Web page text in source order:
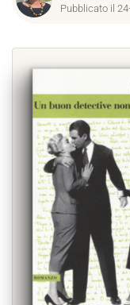
Pubblicato il